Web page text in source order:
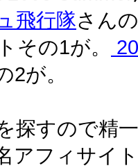
飛行隊さんの
その1が。
2が。
探すので精
アフィサイ